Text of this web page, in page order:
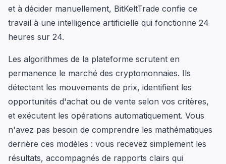
et à décider manuellement, BitKeltTrade confie ce
travail à une intelligence artificielle qui fonctionne 24
heures sur 24.
Les algorithmes de la plateforme scrutent en
permanence le marché des cryptomonnaies. Ils
détectent les mouvements de prix, identifient les
opportunités d'achat ou de vente selon vos critères,
et exécutent les opérations automatiquement. Vous
n'avez pas besoin de comprendre les mathématiques
derrière ces modèles : vous recevez simplement les
résultats, accompagnés de rapports clairs qui